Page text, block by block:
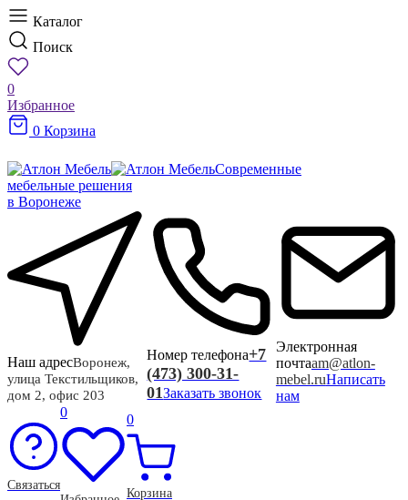
Каталог
Поиск
0
Избранное
0 Корзина
Современные
мебельные решения
в Воронеже
Наш адресВоронеж,
улица Текстильщиков,
дом 2, офис 203
Номер телефона+7
(473) 300-31-
01Заказать звонок
Электронная
почтаam@atlon-
mebel.ruНаписать
нам
Связаться
0 0
Корзина